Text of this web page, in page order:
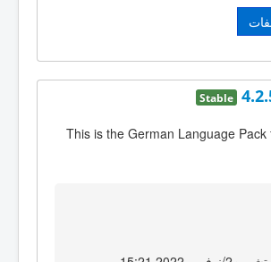
Stable
This is the German Language Pack